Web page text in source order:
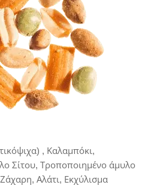
, Καλαμπόκι,
Σίτου, Τροποποιημένο άμυλο
Αλάτι, Εκχύλισμα